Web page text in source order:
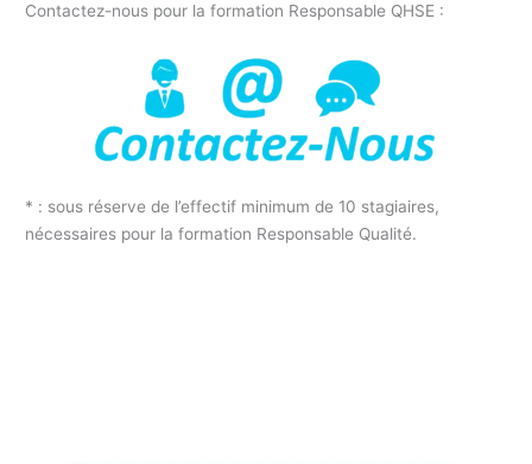
Contactez-nous pour la formation Responsable QHSE :
* : sous réserve de l’effectif minimum de 10 stagiaires,
nécessaires pour la formation Responsable Qualité.